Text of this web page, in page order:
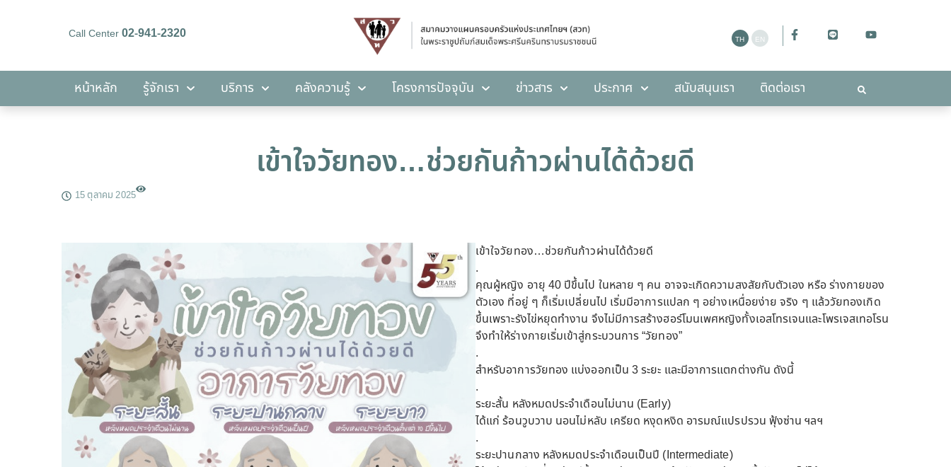
Call Center02-941-2320
หน้าหลัก รู้จักเรา บริการ คลังความรู้ โครงการปัจจุบัน ข่าวสาร ประกาศ สนับสนุนเรา ติดต่อเรา
คลังความรู้ โครงการปัจจุบัน สนับสนุนเรา
เข้าใจวัยทอง…ช่วยกันก้าวผ่านได้ด้วยดี
15 ตุลาคม 2025
เข้าใจวัยทอง…ช่วยกันก้าวผ่านได้ด้วยดี
.
คุณผู้หญิง อายุ 40 ปีขึ้นไป ในหลาย ๆ คน อาจจะเกิดความสงสัยกับตัวเอง หรือ ร่างกายของ
ตัวเอง ที่อยู่ ๆ ก็เริ่มเปลี่ยนไป เริ่มมีอาการแปลก ๆ อย่างเหนื่อยง่าย จริง ๆ แล้ววัยทองเกิด
ขึ้นเพราะรังไข่หยุดทำงาน จึงไม่มีการสร้างฮอร์โมนเพศหญิงทั้งเอสโทรเจนและโพรเจสเทอโรน
จึงทำให้ร่างกายเริ่มเข้าสู่กระบวนการ “วัยทอง”
.
สำหรับอาการวัยทอง แบ่งออกเป็น 3 ระยะ และมีอาการแตกต่างกัน ดังนี้
.
ระยะสั้น หลังหมดประจำเดือนไม่นาน (Early)
ได้แก่ ร้อนวูบวาบ นอนไม่หลับ เครียด หงุดหงิด อารมณ์แปรปรวน ฟุ้งซ่าน ฯลฯ
.
ระยะปานกลาง หลังหมดประจำเดือนเป็นปี (Intermediate)